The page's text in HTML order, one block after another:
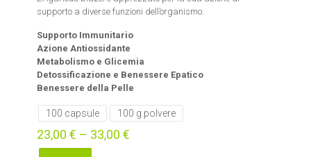
supporto a diverse funzioni dell’organismo:
Supporto Immunitario
Azione Antiossidante
Metabolismo e Glicemia
Detossificazione e Benessere Epatico
Benessere della Pelle
100 capsule 100 g polvere
23,00 € – 33,00 €